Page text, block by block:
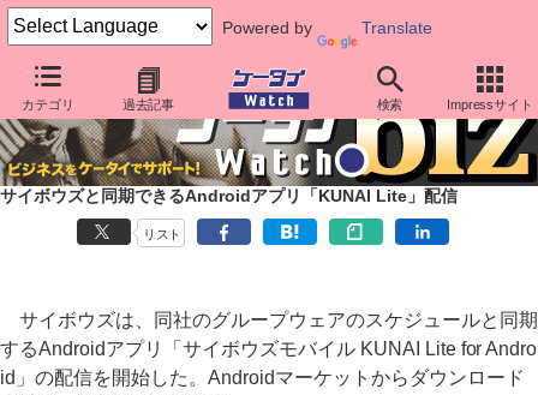
Powered by Translate
カテゴリ 過去記事 検索 Impressサイト
サイボウズと同期できるAndroidアプリ「KUNAI Lite」配信
リスト
サイボウズは、同社のグループウェアのスケジュールと同期
するAndroidアプリ「サイボウズモバイル KUNAI Lite for Andro
id」の配信を開始した。Androidマーケットからダウンロード